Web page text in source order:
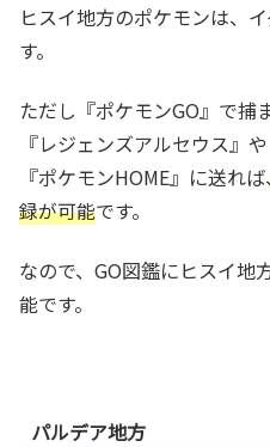
ヒスイ地方のポケモンは、
す。
ただし『ポケモンGO』で
『レジェンズアルセウス』
『ポケモンHOME』に送れば
録が可能です。
なので、GO図鑑にヒスイ地
能です。
パルデア地方